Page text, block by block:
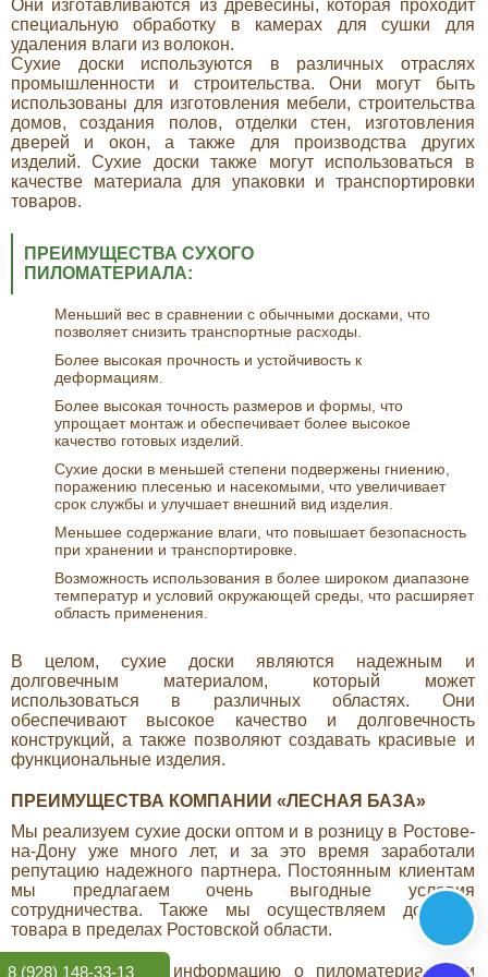
8 (928) 148-33-13
Они изготавливаются из древесины, которая проходит
специальную обработку в камерах для сушки для
удаления влаги из волокон.
Сухие доски используются в различных отраслях
промышленности и строительства. Они могут быть
использованы для изготовления мебели, строительства
домов, создания полов, отделки стен, изготовления
дверей и окон, а также для производства других
изделий. Сухие доски также могут использоваться в
качестве материала для упаковки и транспортировки
товаров.
ПРЕИМУЩЕСТВА СУХОГО
ПИЛОМАТЕРИАЛА:
Меньший вес в сравнении с обычными досками, что
позволяет снизить транспортные расходы.
Более высокая прочность и устойчивость к
деформациям.
Более высокая точность размеров и формы, что
упрощает монтаж и обеспечивает более высокое
качество готовых изделий.
Сухие доски в меньшей степени подвержены гниению,
поражению плесенью и насекомыми, что увеличивает
срок службы и улучшает внешний вид изделия.
Меньшее содержание влаги, что повышает безопасность
при хранении и транспортировке.
Возможность использования в более широком диапазоне
температур и условий окружающей среды, что расширяет
область применения.
В целом, сухие доски являются надежным и
долговечным материалом, который может
использоваться в различных областях. Они
обеспечивают высокое качество и долговечность
конструкций, а также позволяют создавать красивые и
функциональные изделия.
ПРЕИМУЩЕСТВА КОМПАНИИ «ЛЕСНАЯ БАЗА»
Мы реализуем сухие доски оптом и в розницу в Ростове-
на-Дону уже много лет, и за это время заработали
репутацию надежного партнера. Постоянным клиентам
мы предлагаем очень выгодные условия
сотрудничества. Также мы осуществляем доставку
товара в пределах Ростовской области.
Более детальную информацию о пиломатериалах и